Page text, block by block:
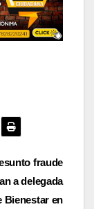
fraude
a delegada
Bienestar en